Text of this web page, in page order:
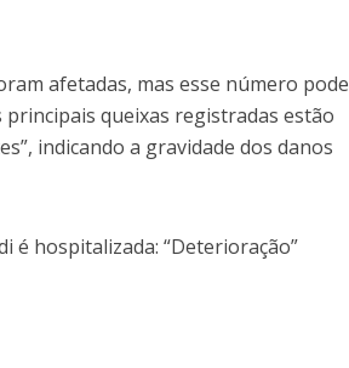
afetadas, mas esse número pode
queixas registradas estão
indicando a gravidade dos danos
é hospitalizada: “Deterioração”